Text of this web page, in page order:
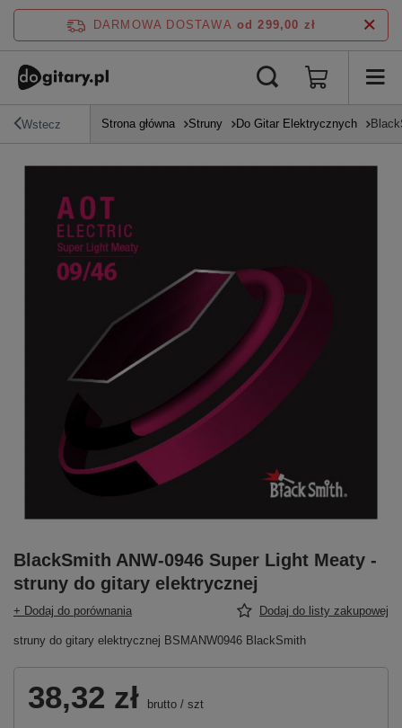
DARMOWA DOSTAWA od 299,00 zł
Wstecz Strona główna Struny Do Gitar Elektrycznych
BlackSmith ANW-0946 Super Light Meaty -
struny do gitary elektrycznej
+ Dodaj do porównania Dodaj do listy zakupowej
struny do gitary elektrycznej BSMANW0946 BlackSmith
38,32 zł brutto / szt